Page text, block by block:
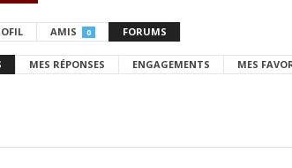
AMIS 0 FORUMS
MES RÉPONSES ENGAGEMENTS MES